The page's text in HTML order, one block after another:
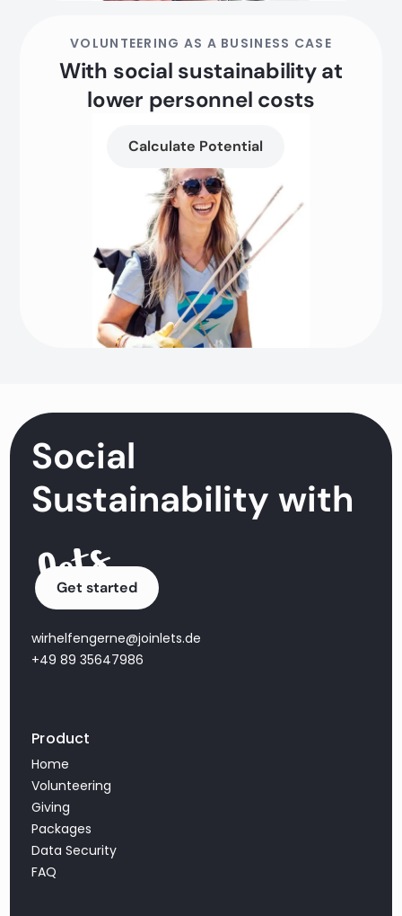
VOLUNTEERING AS A BUSINESS CASE
With social sustainability at
lower personnel costs
Calculate Potential
Social
Sustainability with
Get started
wirhelfengerne@joinlets.de
+49 89 35647986
Product
Home
Volunteering
Giving
Packages
Data Security
FAQ